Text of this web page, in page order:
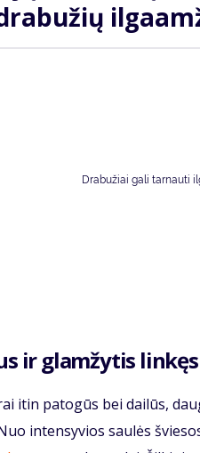
Drabužiai gali tarnauti
ir glamžytis
itin patogūs bei dailūs,
intensyvios saulės